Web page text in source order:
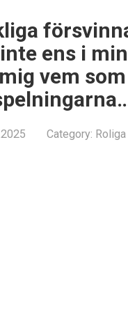
ens i
vem
Category: